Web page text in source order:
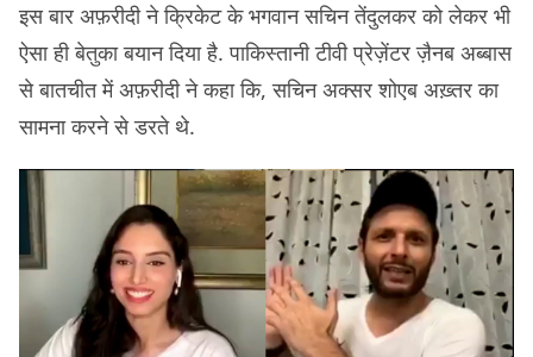
इस बार अफ़रीदी ने क्रिकेट के भगवान सचिन तेंदुलकर को लेकर भी
ऐसा ही बेतुका बयान दिया है. पाकिस्तानी टीवी प्रेज़ेंटर ज़ैनब अब्बास
से बातचीत में अफ़रीदी ने कहा कि, सचिन अक्सर शोएब अख़्तर का
सामना करने से डरते थे.